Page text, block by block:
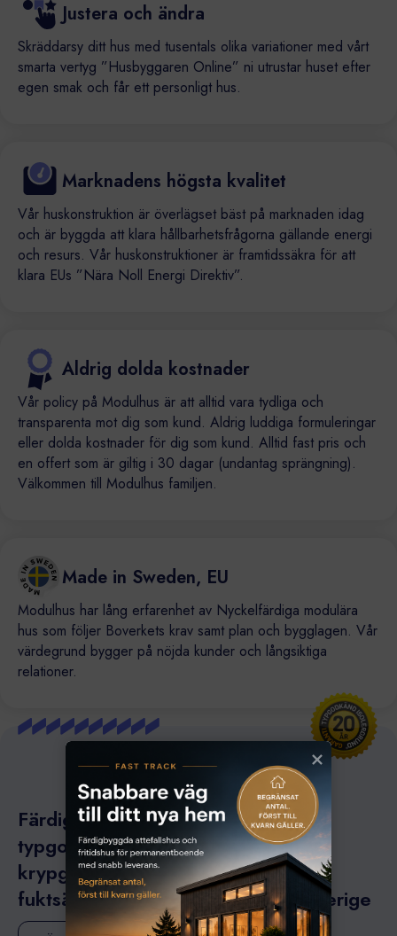
Justera och ändra
Skräddarsy ditt hus med tusentals olika variationer med vårt
smarta vertyg ”Husbyggaren Online” ni utrustar huset efter
egen smak och får ett personligt hus.
Marknadens högsta kvalitet
Vår huskonstruktion är överlägset bäst på marknaden idag
och är byggda att klara hållbarhetsfrågorna gällande energi
och resurs. Vår huskonstruktioner är framtidssäkra för att
klara EUs ”Nära Noll Energi Direktiv”.
Aldrig dolda kostnader
Vår policy på Modulhus är att alltid vara tydliga och
transparenta mot dig som kund. Aldrig luddiga formuleringar
eller dolda kostnader för dig som kund. Alltid fast pris och
en offert som är giltig i 30 dagar (undantag sprängning).
Välkommen till Modulhus familjen.
Made in Sweden, EU
Modulhus har lång erfarenhet av Nyckelfärdiga modulära
hus som följer Boverkets krav samt plan och bygglagen. Vår
värdegrund bygger på nöjda kunder och långsiktiga
relationer.
Färdigställda, isolerade och
typgodkända husgrunder och
krypgrunder inklusive
fuktsäkerhetsprojektering i hela Sverige